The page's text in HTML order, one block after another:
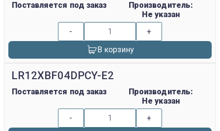
Поставляется под заказ
Производитель:
Не указан
-
+
В корзину
LR12XBF04DPCY-E2
Поставляется под заказ
Производитель:
Не указан
-
+